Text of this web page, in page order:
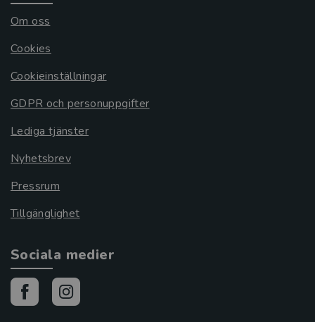
Om oss
Cookies
Cookieinställningar
GDPR och personuppgifter
Lediga tjänster
Nyhetsbrev
Pressrum
Tillgänglighet
Sociala medier